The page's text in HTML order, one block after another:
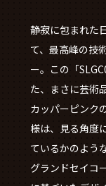
静寂に包まれた
て、最高峰の技
ー。この「
た、まさに芸術
カッパーピンク
様は、見る角度
ているかのよう
グランドセイコ